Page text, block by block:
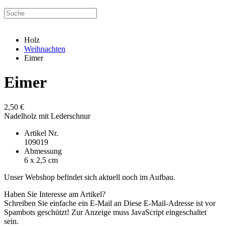
Holz
Weihnachten
Eimer
Eimer
2,50 €
Nadelholz mit Lederschnur
Artikel Nr.
109019
Abmessung
6 x 2,5 cm
Unser Webshop befindet sich aktuell noch im Aufbau.
Haben Sie Interesse am Artikel?
Schreiben Sie einfache ein E-Mail an Diese E-Mail-Adresse ist vor
Spambots geschützt! Zur Anzeige muss JavaScript eingeschaltet
sein.